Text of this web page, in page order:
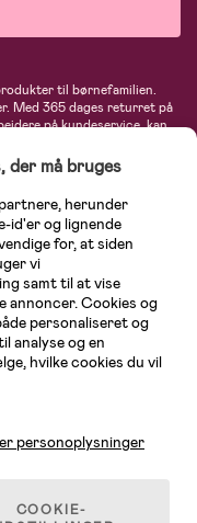
til børnefamilien.
Med 365 dages returret på
på kundeservice, kan
til gravide og ammende
og meget mere. Vi
Britax, Maxi-Cosi, Baby
Phillips Avent, Neonate,
sortiment venter på dig!
der må bruges
herunder
id'er og lignende
for, at siden
vi
samt til at vise
annoncer. Cookies og
personaliseret og
analyse og en
hvilke cookies du vil
personoplysninger
COOKIE-